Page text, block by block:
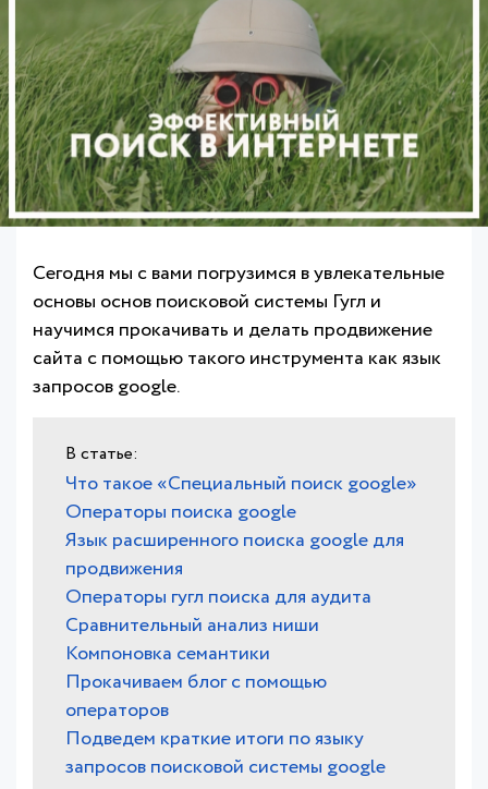
Сегодня мы с вами погрузимся в увлекательные
основы основ поисковой системы Гугл и
научимся прокачивать и делать продвижение
сайта с помощью такого инструмента как язык
запросов google.
Что такое «Специальный поиск google»
Операторы поиска google
Язык расширенного поиска google для
продвижения
Операторы гугл поиска для аудита
Сравнительный анализ ниши
Компоновка семантики
Прокачиваем блог с помощью
операторов
Подведем краткие итоги по языку
запросов поисковой системы google